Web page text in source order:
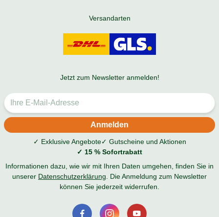
Versandarten
Jetzt zum Newsletter anmelden!
✓ Exklusive Angebote✓ Gutscheine und Aktionen
✓ 15 % Sofortrabatt
Informationen dazu, wie wir mit Ihren Daten umgehen, finden Sie in
unserer Datenschutzerklärung . Die Anmeldung zum Newsletter
können Sie jederzeit widerrufen.